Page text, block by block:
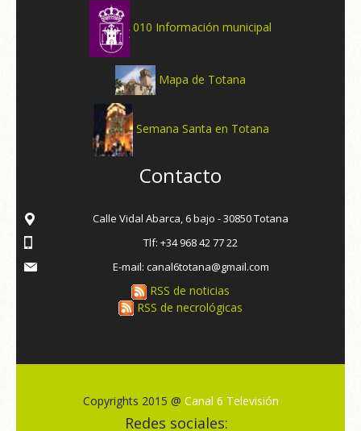
010 Información municipal
Mapa de Totana
Semana Santa en Totana
Contacto
Calle Vidal Abarca, 6 bajo - 30850 Totana
Tlf: +34 968 42 77 22
E-mail: canal6totana@gmail.com
RSS de noticias
RSS de necrológicas
Copyrights 2015 @ Canal 6 Televisión
Redes sociales: